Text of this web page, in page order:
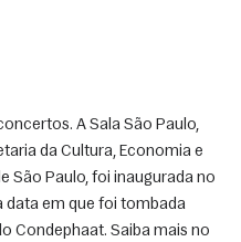
A Sala São Paulo,
da Cultura, Economia e
São Paulo, foi inaugurada no
data em que foi tombada
Condephaat. Saiba mais no